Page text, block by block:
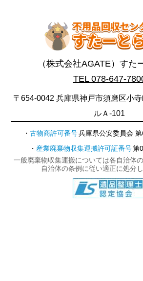
（株式会社AGATE）すた
TEL 078-647-
〒654-0042 兵庫県神戸市須磨区小
ルＡ-101
古物商許可番号兵庫県公安委員会
産業廃棄物収集運搬許可証番号第
一般廃棄物収集運搬については各自治体
自治体の条例に従い適正に処分し